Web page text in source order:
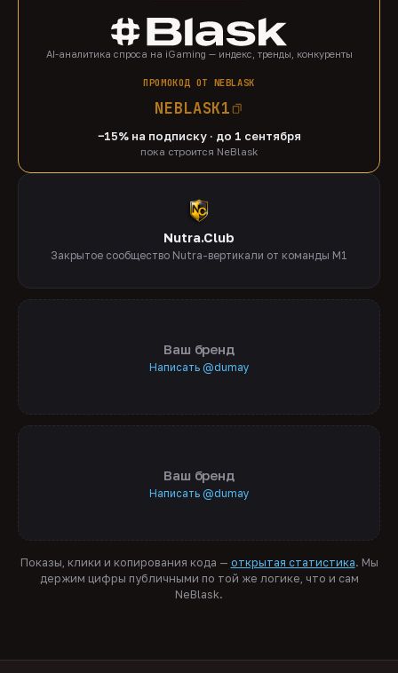
AI-аналитика спроса на iGaming — индекс, тренды, конкуренты
ПРОМОКОД ОТ NEBLASK
NEBLASK1
−15% на подписку · до 1 сентября
пока строится NeBlask
Nutra.Club
Закрытое сообщество Nutra-вертикали от команды M1
Ваш бренд
Написать @dumay
Ваш бренд
Написать @dumay
Показы, клики и копирования кода — открытая статистика. Мы
держим цифры публичными по той же логике, что и сам
NeBlask.